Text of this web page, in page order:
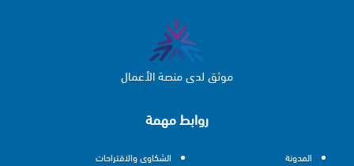
روابط مهمة
المدونة الشكاوى والاقتراحات
موثق لدى منصة الأعمال